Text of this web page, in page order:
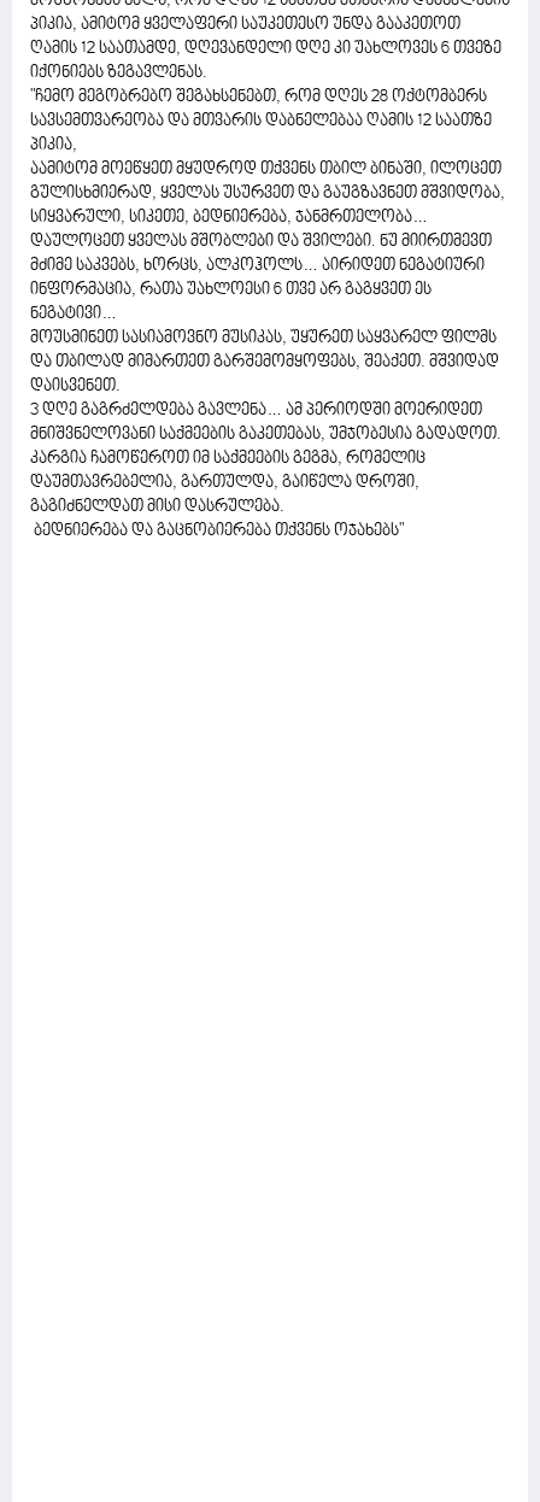
პიკია, ამიტომ ყველაფერი საუკეთესო უნდა გააკეთოთ
ღამის 12 საათამდე, დღევანდელი დღე კი უახლოვეს 6 თვეზე
იქონიებს ზეგავლენას.
"ჩემო მეგობრებო შეგახსენებთ, რომ დღეს 28 ოქტომბერს
სავსემთვარეობა და მთვარის დაბნელებაა ღამის 12 საათზე
პიკია,
აამიტომ მოეწყეთ მყუდროდ თქვენს თბილ ბინაში, ილოცეთ
გულისხმიერად, ყველას უსურვეთ და გაუგზავნეთ მშვიდობა,
სიყვარული, სიკეთე, ბედნიერება, ჯანმრთელობა…
დაულოცეთ ყველას მშობლები და შვილები. ნუ მიირთმევთ
მძიმე საკვებს, ხორცს, ალკოჰოლს… აირიდეთ ნეგატიური
ინფორმაცია, რათა უახლოესი 6 თვე არ გაგყვეთ ეს
ნეგატივი…
მოუსმინეთ სასიამოვნო მუსიკას, უყურეთ საყვარელ ფილმს
და თბილად მიმართეთ გარშემომყოფებს, შეაქეთ. მშვიდად
დაისვენეთ.
3 დღე გაგრძელდება გავლენა… ამ პერიოდში მოერიდეთ
მნიშვნელოვანი საქმეების გაკეთებას, უმჯობესია გადადოთ.
კარგია ჩამოწეროთ იმ საქმეების გეგმა, რომელიც
დაუმთავრებელია, გართულდა, გაიწელა დროში,
გაგიძნელდათ მისი დასრულება.
ბედნიერება და გაცნობიერება თქვენს ოჯახებს"